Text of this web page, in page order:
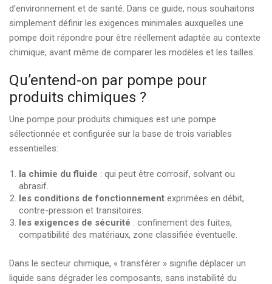
d’environnement et de santé. Dans ce guide, nous souhaitons
simplement définir les exigences minimales auxquelles une
pompe doit répondre pour être réellement adaptée au contexte
chimique, avant même de comparer les modèles et les tailles.
Qu’entend-on par pompe pour
produits chimiques ?
Une pompe pour produits chimiques est une pompe
sélectionnée et configurée sur la base de trois variables
essentielles:
la chimie du fluide : qui peut être corrosif, solvant ou
abrasif.
les conditions de fonctionnement exprimées en débit,
contre-pression et transitoires.
les exigences de sécurité : confinement des fuites,
compatibilité des matériaux, zone classifiée éventuelle.
Dans le secteur chimique, « transférer » signifie déplacer un
liquide sans dégrader les composants, sans instabilité du